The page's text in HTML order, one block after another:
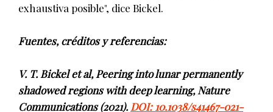
exhaustiva posible", dice Bickel.
Fuentes, créditos y referencias:
V. T. Bickel et al, Peering into lunar permanently
shadowed regions with deep learning, Nature
Communications (2021). DOI: 10.1038/s41467-021-